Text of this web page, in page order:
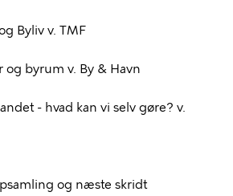
Byliv v. TMF
og byrum v. By & Havn
- hvad kan vi selv gøre? v.
og næste skridt